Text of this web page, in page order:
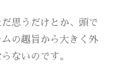
思うだけとか、頭で
の趣旨から大きく外
ないのです。